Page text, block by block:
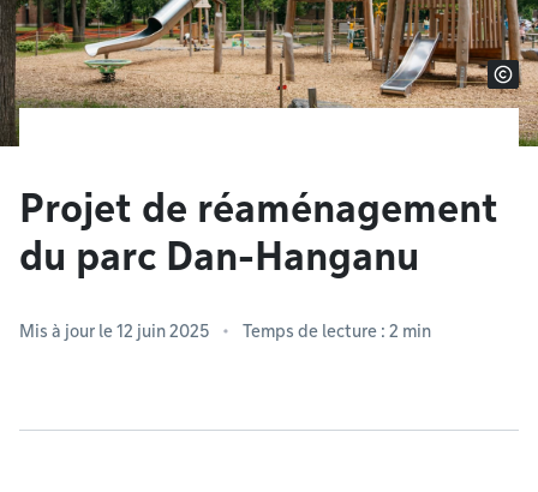
Projet de réaménagement
du parc Dan-Hanganu
Mis à jour le 12 juin 2025 Temps de lecture : 2 min